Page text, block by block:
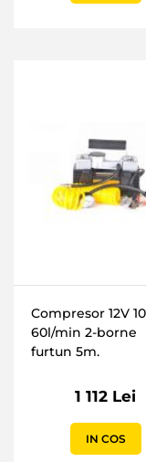
Compresor 12V
60l/min 2-borne
furtun 5m.
1 112 Lei
IN COS